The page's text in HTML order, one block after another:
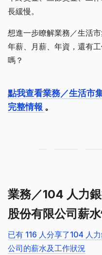
長緩慢。
想進一步瞭解業務／生活
年薪、月薪、年資，還有
嗎？
點我查看業務／生活市
完整情報 。
業務／104 人力
股份有限公司薪
已有 116 人分享了104 人
公司的薪水及工作狀況